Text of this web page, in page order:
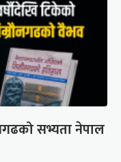
सभ्यता नेपाल